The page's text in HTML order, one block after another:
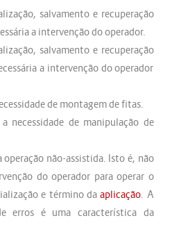
salvamento e recuperação
a intervenção do operador.
salvamento e recuperação
a intervenção do operador
de montagem de fitas.
necessidade de manipulação de
não-assistida. Isto é, não
do operador para operar o
e término daaplicação. A
erros é uma característica da